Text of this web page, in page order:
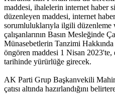
maddesi, ihalelerin internet haber
düzenleyen maddesi, internet
sorumluluklarıyla ilgili düzenleme
çalışanlarının Basın Mesleğinde
Münasebetlerin Tanzimi Hakkında
öngören maddesi 1 Nisan 2023'te,
tarihinde yürürlüğe girecek.
AK Parti Grup Başkanvekili
çatısı altında hazırlandığını